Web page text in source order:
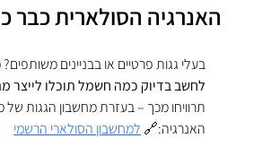
האנרגיה הסולארית כבר
בעלי גגות פרטיים או בבניינים משותפים?
לחשב בדיוק כמה חשמל תוכלו לייצר
תרוויחו מכך – בעזרת מחשבון הגגות
האנרגיה:🔗 למחשבון הסולארי הרשמי